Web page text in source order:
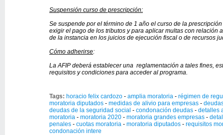
Suspensión curso de prescripción:
Se suspende por el término de 1 año el curso de la
exigir el pago de los tributos y para aplicar multas con relación
de la instancia en los juicios de ejecución fiscal o de recursos
Cómo adherirse:
La AFIP deberá establecer una reglamentación a tales fines,
requisitos y condiciones para acceder al programa.
Tags: horacio felix cardozo - amplia moratoria - régimen de
moratoria diputados - medidas de alivio para empresas -
deudas de la seguridad social - condonación deudas - detalles
moratoria - moratoria 2020 - moratoria grandes empresas -
penales - cuotas moratoria - moratoria diputados - requisitos
condonación intere